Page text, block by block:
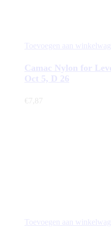
Toevoegen aan
Camac Nylon for
Oct 5, D 26
€ 7,87
Toevoegen aan